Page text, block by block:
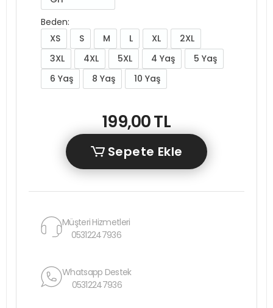
Beden:
XS
S M L XL
2XL
3XL
4XL 5XL 4 Yaş
5 Yaş
6 Yaş
8 Yaş 10 Yaş
199,00 TL
Sepete Ekle
Müşteri Hizmetleri
05312247936
Whatsapp Destek
05312247936